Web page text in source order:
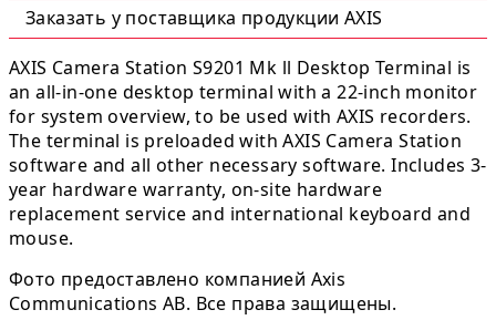
Заказать у поставщика продукции AXIS
AXIS Camera Station S9201 Mk ll Desktop Terminal is
an all-in-one desktop terminal with a 22-inch monitor
for system overview, to be used with AXIS recorders.
The terminal is preloaded with AXIS Camera Station
software and all other necessary software. Includes 3-
year hardware warranty, on-site hardware
replacement service and international keyboard and
mouse.
Фото предоставлено компанией Axis
Communications AB. Все права защищены.